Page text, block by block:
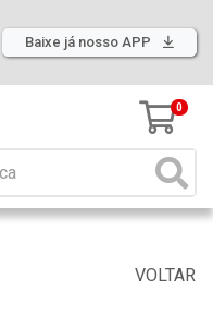
Baixe já nosso APP
0
VOLTAR